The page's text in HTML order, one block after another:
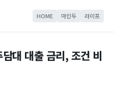
HOME 마인두 라이프
대 대출 금리, 조건 비